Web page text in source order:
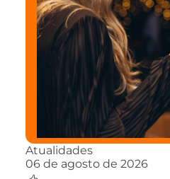
Atualidades
06 de agosto de 2026